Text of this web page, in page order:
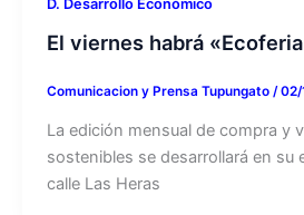
D. Desarrollo Económico
El viernes habrá
Comunicacion y Prensa Tupungato /02/
La edición mensual de compra y
sostenibles se desarrollará en su
calle Las Heras